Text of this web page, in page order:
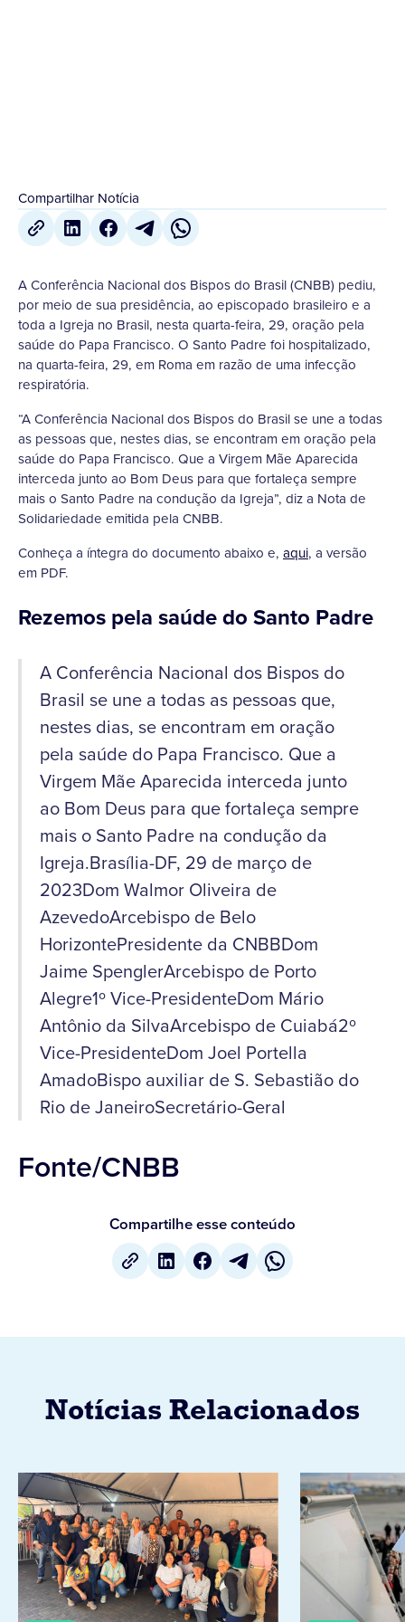
Compartilhar Notícia
A Conferência Nacional dos Bispos do Brasil (CNBB) pediu,
por meio de sua presidência, ao episcopado brasileiro e a
toda a Igreja no Brasil, nesta quarta-feira, 29, oração pela
saúde do Papa Francisco. O Santo Padre foi hospitalizado,
na quarta-feira, 29, em Roma em razão de uma infecção
respiratória.
“A Conferência Nacional dos Bispos do Brasil se une a todas
as pessoas que, nestes dias, se encontram em oração pela
saúde do Papa Francisco. Que a Virgem Mãe Aparecida
interceda junto ao Bom Deus para que fortaleça sempre
mais o Santo Padre na condução da Igreja”, diz a Nota de
Solidariedade emitida pela CNBB.
Conheça a íntegra do documento abaixo e, aqui, a versão
em PDF.
Rezemos pela saúde do Santo Padre
A Conferência Nacional dos Bispos do
Brasil se une a todas as pessoas que,
nestes dias, se encontram em oração
pela saúde do Papa Francisco. Que a
Virgem Mãe Aparecida interceda junto
ao Bom Deus para que fortaleça sempre
mais o Santo Padre na condução da
Igreja.Brasília-DF, 29 de março de
2023Dom Walmor Oliveira de
AzevedoArcebispo de Belo
HorizontePresidente da CNBBDom
Jaime SpenglerArcebispo de Porto
Alegre1º Vice-PresidenteDom Mário
Antônio da SilvaArcebispo de Cuiabá2º
Vice-PresidenteDom Joel Portella
AmadoBispo auxiliar de S. Sebastião do
Rio de JaneiroSecretário-Geral
Fonte/CNBB
Compartilhe esse conteúdo
Notícias Relacionados